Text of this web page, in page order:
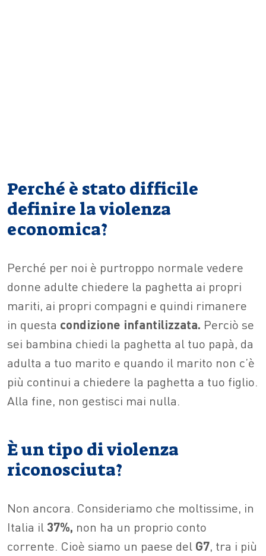
Perché è stato difficile
definire la violenza
economica?
Perché per noi è purtroppo normale vedere
donne adulte chiedere la paghetta ai propri
mariti, ai propri compagni e quindi rimanere
in questa condizione infantilizzata. Perciò se
sei bambina chiedi la paghetta al tuo papà, da
adulta a tuo marito e quando il marito non c’è
più continui a chiedere la paghetta a tuo figlio.
Alla fine, non gestisci mai nulla.
È un tipo di violenza
riconosciuta?
Non ancora. Consideriamo che moltissime, in
Italia il 37%, non ha un proprio conto
corrente. Cioè siamo un paese del G7, tra i più